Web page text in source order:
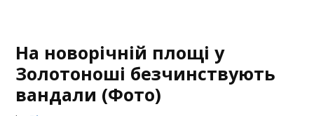
На новорічній площі у
Золотоноші безчинствують
вандали (Фото)